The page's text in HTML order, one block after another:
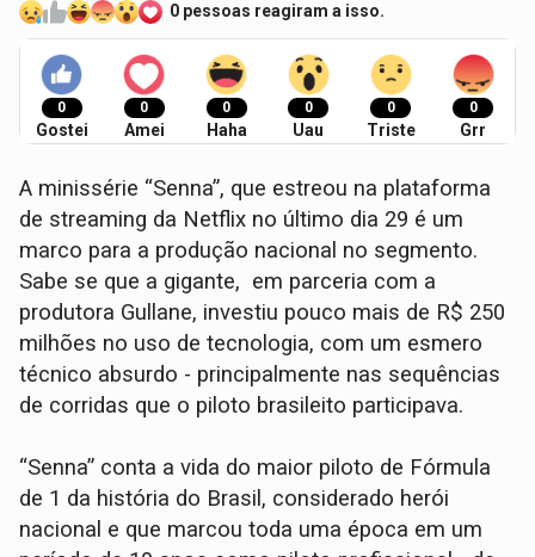
0 pessoas reagiram a isso.
0
Gostei
0
Amei
0
Haha
0
Uau
0
Triste
0
Grr
A minissérie “Senna”, que estreou na plataforma
de streaming da Netflix no último dia 29 é um
marco para a produção nacional no segmento.
Sabe se que a gigante, em parceria com a
produtora Gullane, investiu pouco mais de R$ 250
milhões no uso de tecnologia, com um esmero
técnico absurdo - principalmente nas sequências
de corridas que o piloto brasileito participava.
“Senna” conta a vida do maior piloto de Fórmula
de 1 da história do Brasil, considerado herói
nacional e que marcou toda uma época em um